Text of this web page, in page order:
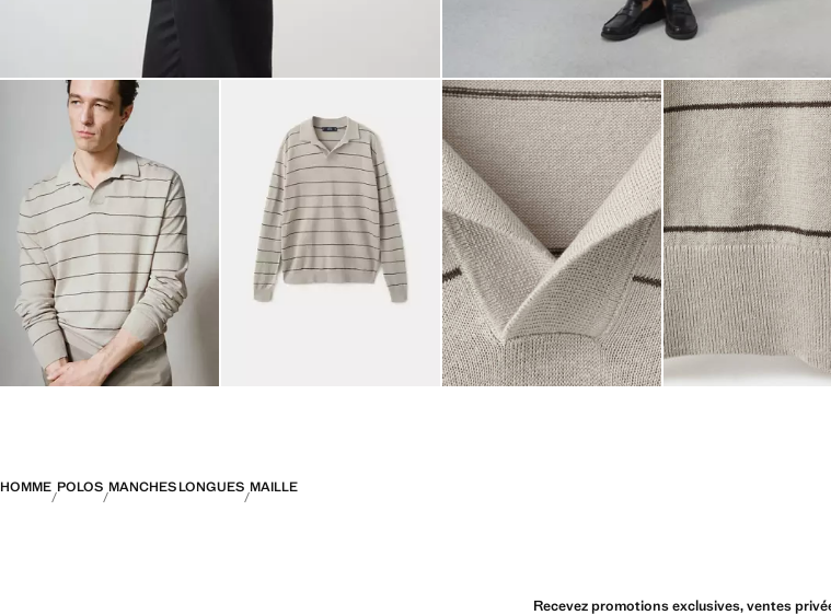
HOMME POLOS MANCHES LONGUES MAILLE
Recevez promotions exclusives, ventes